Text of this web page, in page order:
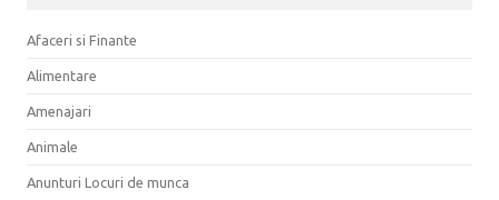
Afaceri si Finante
Alimentare
Amenajari
Animale
Anunturi Locuri de munca